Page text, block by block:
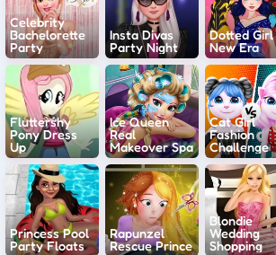
Celebrity
Bachelorette
Party
Insta Divas
Party Night
Dotted Girl
New Era
Fluttershy
Pony Dress
Up
Ice Queen
Real
Makeover Spa
Cat Girl
Fashion
Challenge
Princess Pool
Party Floats
Rapunzel
Rescue Prince
Blondie
Wedding
Shopping